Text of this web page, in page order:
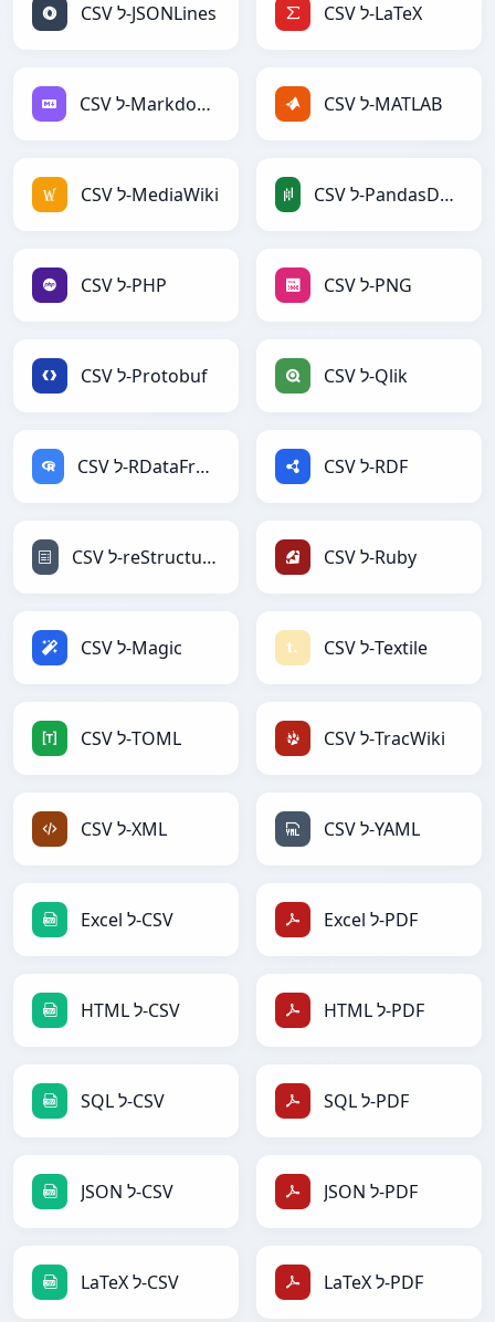
CSV ל-JSONLines CSV ל-LaTeX
CSV ל-Markdown CSV ל-MATLAB
CSV ל-MediaWiki CSV ל-PandasDataFrame
CSV ל-PHP CSV ל-PNG
CSV ל-Protobuf CSV ל-Qlik
CSV ל-RDataFrame CSV ל-RDF
CSV ל-reStructuredText CSV ל-Ruby
CSV ל-Magic CSV ל-Textile
CSV ל-TOML CSV ל-TracWiki
CSV ל-XML CSV ל-YAML
Excel ל-CSV Excel ל-PDF
HTML ל-CSV HTML ל-PDF
SQL ל-CSV SQL ל-PDF
JSON ל-CSV JSON ל-PDF
LaTeX ל-CSV LaTeX ל-PDF